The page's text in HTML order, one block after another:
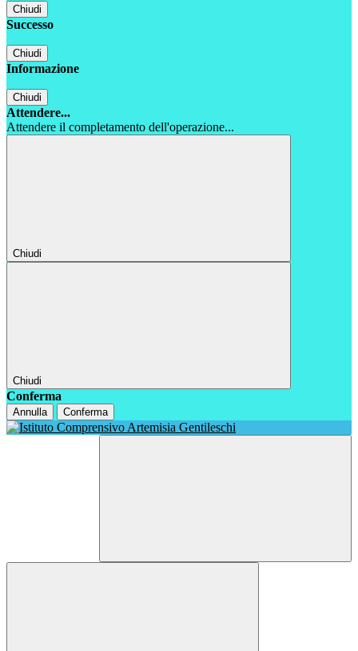
Chiudi
Successo
Chiudi
Informazione
Chiudi
Attendere...
Attendere il completamento dell'operazione...
Chiudi
Chiudi
Conferma
Annulla Conferma